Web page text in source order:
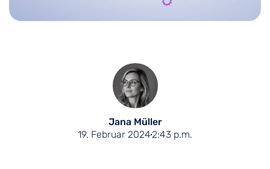
Jana Müller
19. Februar 20242:43 p.m.